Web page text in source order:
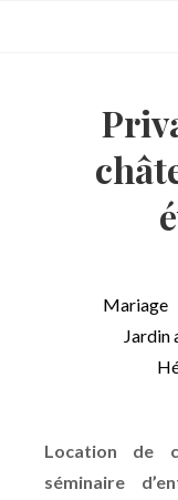
Mariage
Jardin
Location de
séminaire